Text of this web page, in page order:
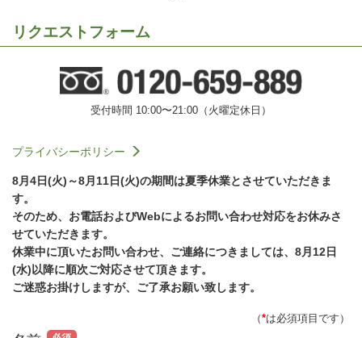
リクエストフォーム
受付時間 10:00〜21:00（火曜定休日）
プライバシーポリシー
8月4日(火)～8月11日(火)の期間は夏季休業とさせていただきま
す。
そのため、お電話およびWebによるお問い合わせ対応をお休みさ
せていただきます。
休業中に頂いたお問い合わせ、ご連絡につきましては、8月12日
(水)以降に順次ご対応させて頂きます。
ご迷惑お掛けしますが、ご了承お願い致します。